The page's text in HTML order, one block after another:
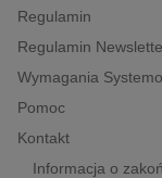
inne
popularno-
historia
Regulamin
Regulamin
Wymagania
Pomoc
Kontakt
Informacja o